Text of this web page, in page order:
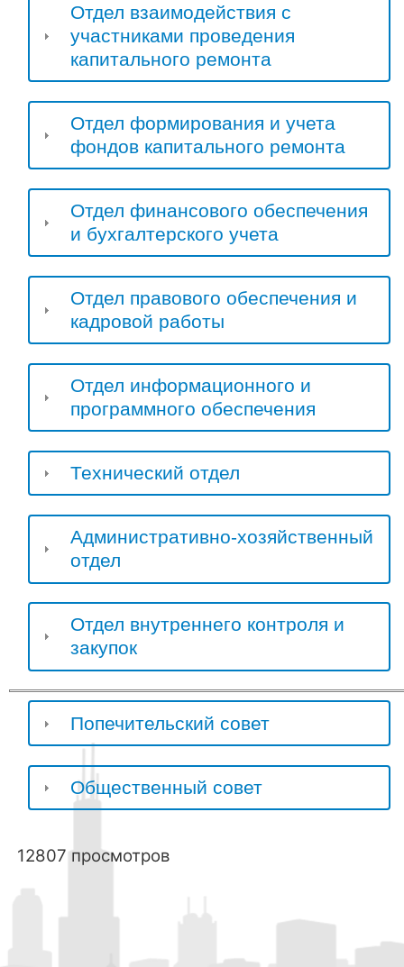
Отдел взаимодействия с
участниками проведения
капитального ремонта
Отдел формирования и учета
фондов капитального ремонта
Отдел финансового обеспечения
и бухгалтерского учета
Отдел правового обеспечения и
кадровой работы
Отдел информационного и
программного обеспечения
Технический отдел
Административно-хозяйственный
отдел
Отдел внутреннего контроля и
закупок
Попечительский совет
Общественный совет
12807 просмотров